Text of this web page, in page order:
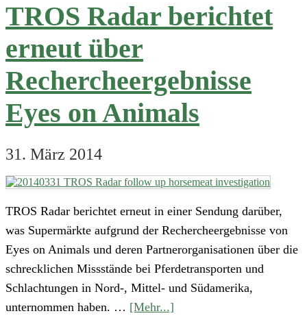
TROS Radar berichtet
erneut über
Rechercheergebnisse
Eyes on Animals
31. März 2014
TROS Radar berichtet erneut in einer Sendung darüber,
was Supermärkte aufgrund der Rechercheergebnisse von
Eyes on Animals und deren Partnerorganisationen über die
schrecklichen Missstände bei Pferdetransporten und
Schlachtungen in Nord-, Mittel- und Südamerika,
unternommen haben. … [Mehr...]